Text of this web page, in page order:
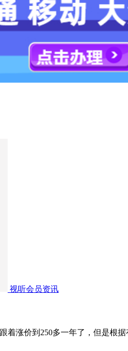
视听会员资讯
着涨价到250多一年了，但是根